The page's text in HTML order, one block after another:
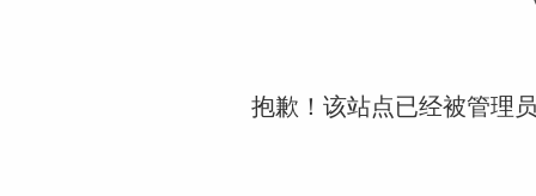
抱歉！该站点已经被管理